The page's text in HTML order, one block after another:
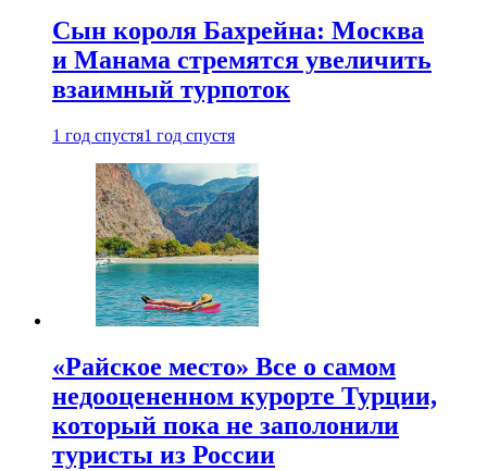
Сын короля Бахрейна: Москва
и Манама стремятся увеличить
взаимный турпоток
1 год спустя1 год спустя
«Райское место» Все о самом
недооцененном курорте Турции,
который пока не заполонили
туристы из России